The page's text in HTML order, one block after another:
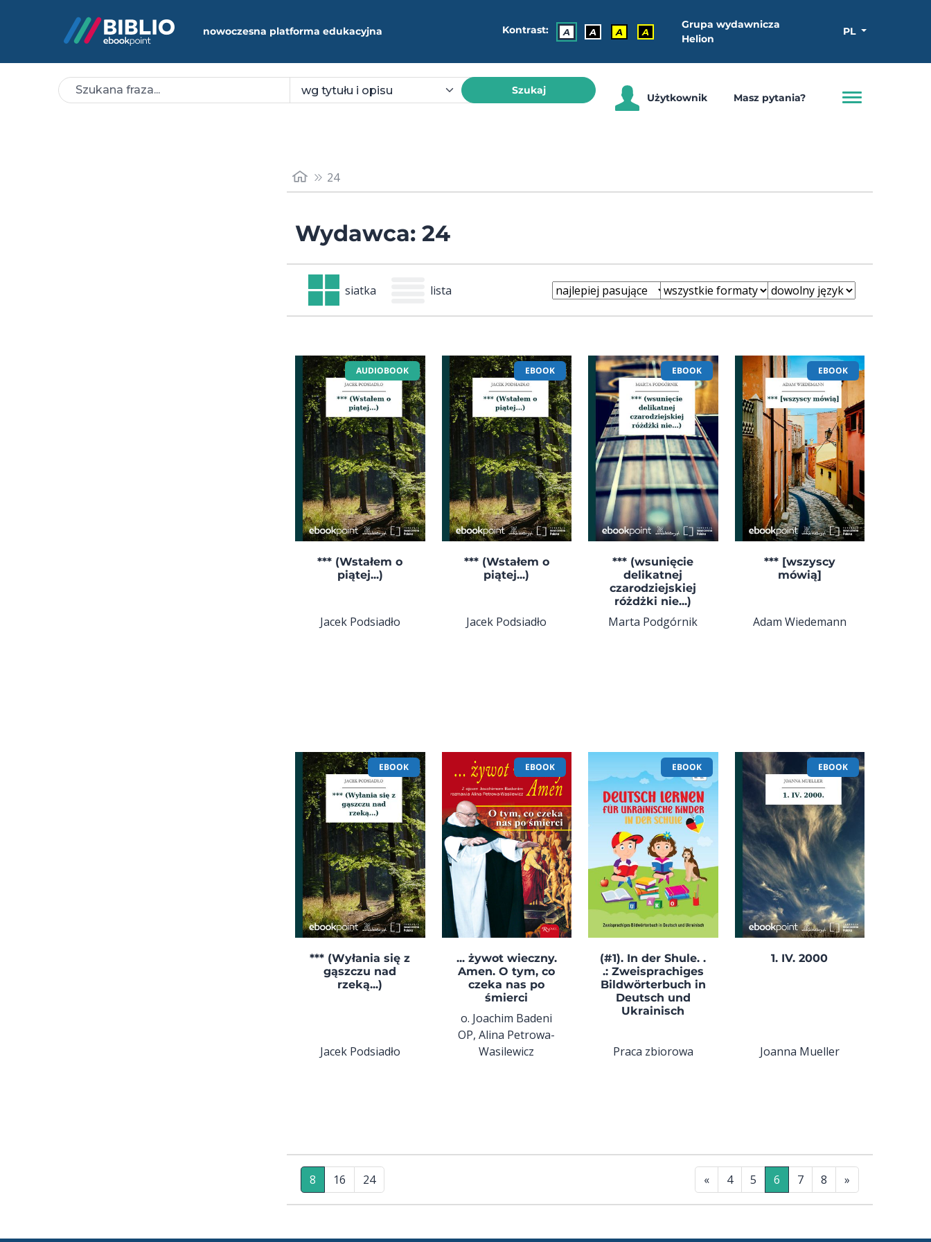
nowoczesna platforma edukacyjna Kontrast: A A A A
Grupa wydawnicza
Helion
PL
Szukaj
Użytkownik Masz pytania?
24
Wydawca: 24
siatka lista
AUDIOBOOK
*** (Wstałem o
piątej...)
Jacek Podsiadło
EBOOK
*** (Wstałem o
piątej...)
Jacek Podsiadło
EBOOK
*** (wsunięcie
delikatnej
czarodziejskiej
różdżki nie...)
Marta Podgórnik
EBOOK
*** [wszyscy
mówią]
Adam Wiedemann
EBOOK
*** (Wyłania się z
gąszczu nad
rzeką...)
Jacek Podsiadło
EBOOK
... żywot wieczny.
Amen. O tym, co
czeka nas po
śmierci
o. Joachim Badeni
OP, Alina Petrowa-
Wasilewicz
EBOOK
(#1). In der Shule. .
.: Zweisprachiges
Bildwörterbuch in
Deutsch und
Ukrainisch
Praca zbiorowa
EBOOK
1. IV. 2000
Joanna Mueller
8 16 24 « 4 5 6 7 8 »